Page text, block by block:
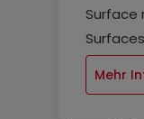
Surface
Mehr